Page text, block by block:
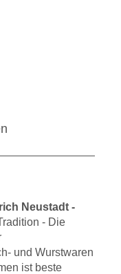
Neustadt -
- Die
und Wurstwaren
ist beste